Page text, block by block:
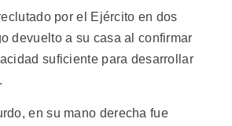
por el Ejército en dos
devuelto a su casa al confirmar
suficiente para desarrollar
en su mano derecha fue